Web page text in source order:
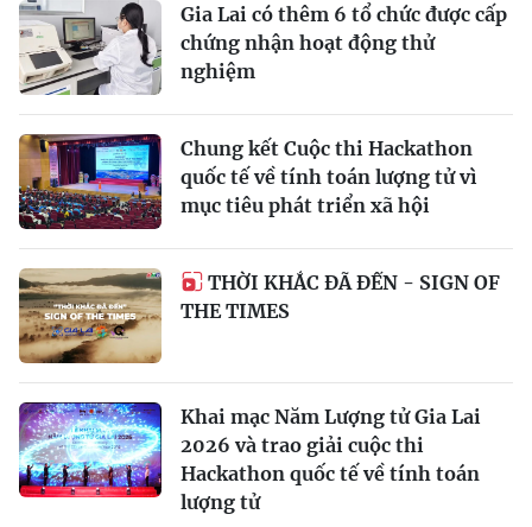
Gia Lai có thêm 6 tổ chức được cấp
chứng nhận hoạt động thử
nghiệm
Chung kết Cuộc thi Hackathon
quốc tế về tính toán lượng tử vì
mục tiêu phát triển xã hội
THỜI KHẮC ĐÃ ĐẾN - SIGN OF
THE TIMES
Khai mạc Năm Lượng tử Gia Lai
2026 và trao giải cuộc thi
Hackathon quốc tế về tính toán
lượng tử